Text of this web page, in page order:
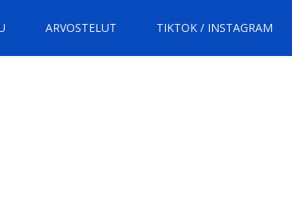
ARVOSTELUT TIKTOK / INSTAGRAM